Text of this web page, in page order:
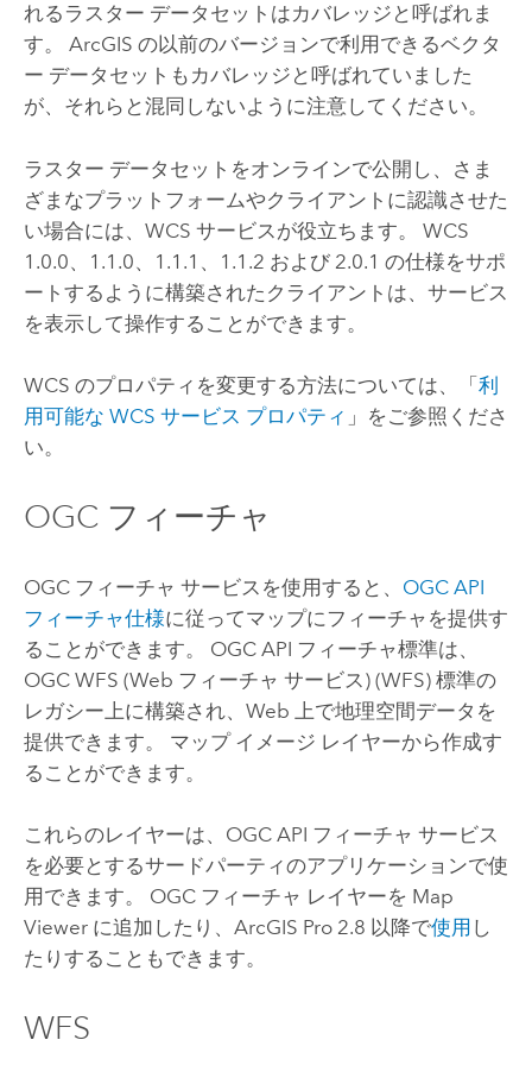
れるラスター データセットはカバレッジと呼ばれま
す。 ArcGIS の以前のバージョンで利用できるベクタ
ー データセットもカバレッジと呼ばれていました
が、それらと混同しないように注意してください。
ラスター データセットをオンラインで公開し、さま
ざまなプラットフォームやクライアントに認識させた
い場合には、WCS サービスが役立ちます。 WCS
1.0.0、1.1.0、1.1.1、1.1.2 および 2.0.1 の仕様をサポ
ートするように構築されたクライアントは、サービス
を表示して操作することができます。
WCS のプロパティを変更する方法については、「利
用可能な WCS サービス プロパティ 」をご参照くださ
い。
OGC フィーチャ
OGC フィーチャ サービスを使用すると、 OGC API
フィーチャ仕様に従ってマップにフィーチャを提供す
ることができます。 OGC API フィーチャ標準は、
OGC WFS (Web フィーチャ サービス) (WFS) 標準の
レガシー上に構築され、Web 上で地理空間データを
提供できます。 マップ イメージ レイヤーから作成す
ることができます。
これらのレイヤーは、OGC API フィーチャ サービス
を必要とするサードパーティのアプリケーションで使
用できます。 OGC フィーチャ レイヤーを Map
Viewerに追加したり、 ArcGIS Pro 2.8 以降で使用 し
たりすることもできます。
WFS